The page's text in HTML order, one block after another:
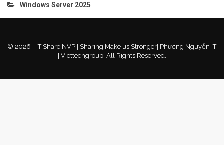
Windows Server 2025
© 2026 - IT Share NVP | Sharing Make us Stronger| Phương Nguyễn IT
| Viettechgroup. All Rights Reserved.